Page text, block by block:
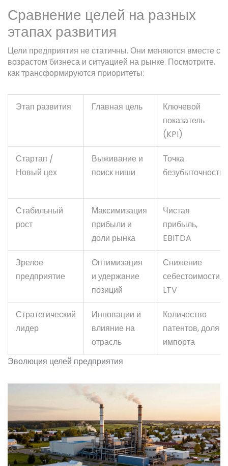
Сравнение целей на разных
этапах развития
Цели предприятия не статичны. Они меняются вместе с
возрастом бизнеса и ситуацией на рынке. Посмотрите,
как трансформируются приоритеты:
Эволюция целей предприятия
Этап развития Главная цель
Ключевой
показатель
(KPI)
Стартап /
Новый цех
Выживание и
поиск ниши
Точка
безубыточности
Стабильный
рост
Максимизация
прибыли и
доли рынка
Чистая
прибыль,
EBITDA
Зрелое
предприятие
Оптимизация
и удержание
позиций
Снижение
себестоимости,
LTV
Стратегический
лидер
Инновации и
влияние на
отрасль
Количество
патентов, доля
импорта